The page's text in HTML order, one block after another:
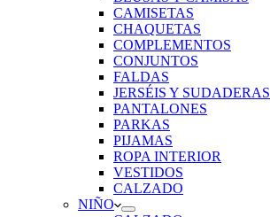
CAMISETAS
CHAQUETAS
COMPLEMENTOS
CONJUNTOS
FALDAS
JERSÉIS Y SUDADERAS
PANTALONES
PARKAS
PIJAMAS
ROPA INTERIOR
VESTIDOS
CALZADO
NIÑO